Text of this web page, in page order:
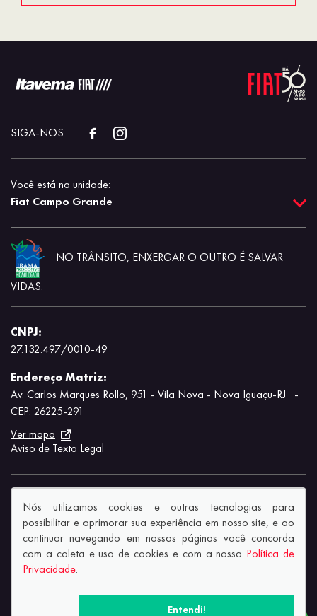
SIGA-NOS:
Você está na unidade:
Fiat Campo Grande
NO TRÂNSITO, ENXERGAR O OUTRO É SALVAR
VIDAS.
CNPJ:
27.132.497/0010-49
Endereço Matriz:
Av. Carlos Marques Rollo, 951 - Vila Nova - Nova Iguaçu-RJ
-
CEP: 26225-291
Ver mapa
Aviso de Texto Legal
Desacelere. Seu bem maior é a vida.
AutoForce - Todos os direitos reservados.Política de privacidade.
Nós utilizamos cookies e outras tecnologias para
possibilitar e aprimorar sua experiência em nosso site, e ao
continuar navegando em nossas páginas você concorda
com a coleta e uso de cookies e com a nossa Política de
Privacidade.
Entendi!